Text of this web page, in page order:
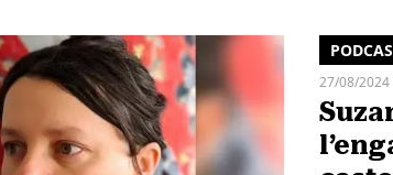
27/08/2024